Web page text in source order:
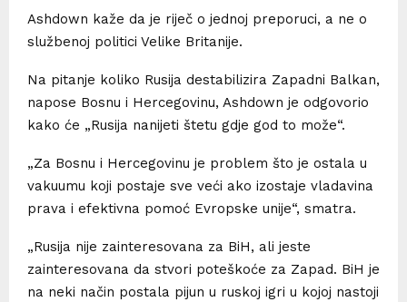
Ashdown kaže da je riječ o jednoj preporuci, a ne o
službenoj politici Velike Britanije.
Na pitanje koliko Rusija destabilizira Zapadni Balkan,
napose Bosnu i Hercegovinu, Ashdown je odgovorio
kako će „Rusija nanijeti štetu gdje god to može“.
„Za Bosnu i Hercegovinu je problem što je ostala u
vakuumu koji postaje sve veći ako izostaje vladavina
prava i efektivna pomoć Evropske unije“, smatra.
„Rusija nije zainteresovana za BiH, ali jeste
zainteresovana da stvori poteškoće za Zapad. BiH je
na neki način postala pijun u ruskoj igri u kojoj nastoji